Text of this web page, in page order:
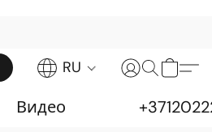
RU
Видео